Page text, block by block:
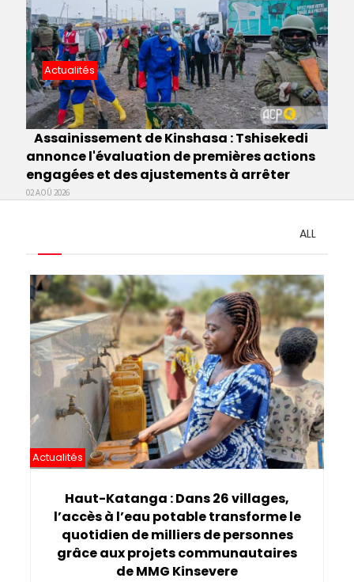
Actualités
Assainissement de Kinshasa : Tshisekedi
annonce l'évaluation de premières actions
engagées et des ajustements à arrêter
02 AOÛ 2026
ALL
Actualités
Haut-Katanga : Dans 26 villages,
l’accès à l’eau potable transforme le
quotidien de milliers de personnes
grâce aux projets communautaires
de MMG Kinsevere
Pagination